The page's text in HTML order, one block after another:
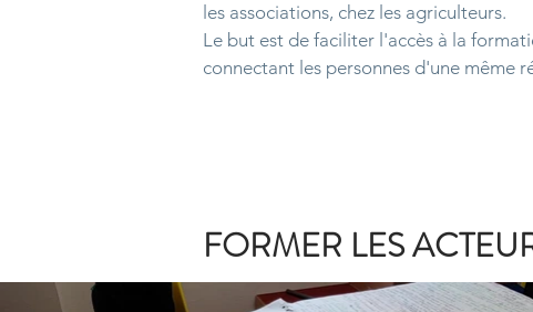
les associations, chez les agriculteurs.
Le but est de faciliter l'accès à la
connectant les personnes d'une même
FORMER LES